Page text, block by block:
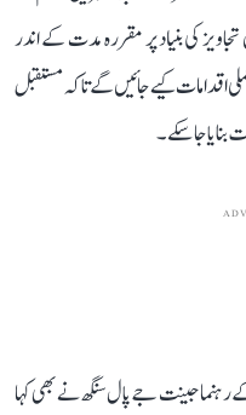
کی بنیاد پر مقررہ مدت کے اندر
اقدامات کیے جائیں گے تاکہ مستقبل
بنایا جا سکے۔
رہنما جینت جے پال سنگھ نے بھی کہا